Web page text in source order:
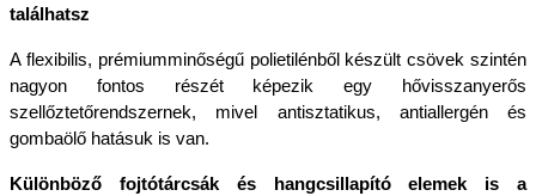
találhatsz
A flexibilis, prémiumminőségű polietilénből készült csövek szintén
nagyon fontos részét képezik egy hővisszanyerős
szellőztetőrendszernek, mivel antisztatikus, antiallergén és
gombaölő hatásuk is van.
Különböző fojtótárcsák és hangcsillapító elemek is a